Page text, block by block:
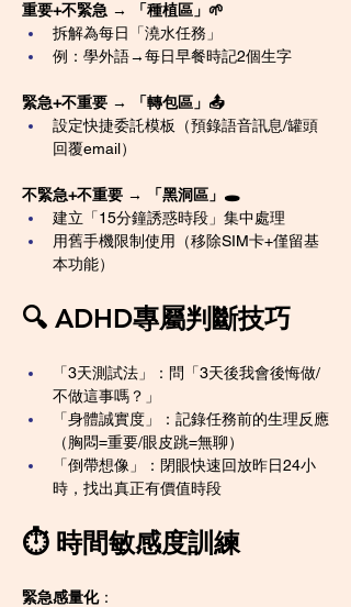
重要+不緊急 → 「種植區」🌱
拆解為每日「澆水任務」
例：學外語→每日早餐時記2個生字
緊急+不重要 → 「轉包區」📤
設定快捷委託模板（預錄語音訊息/罐頭
回覆email）
不緊急+不重要 → 「黑洞區」🕳️
建立「15分鐘誘惑時段」集中處理
用舊手機限制使用（移除SIM卡+僅留基
本功能）
🔍 ADHD專屬判斷技巧
「3天測試法」：問「3天後我會後悔做/
不做這事嗎？」
「身體誠實度」：記錄任務前的生理反應
（胸悶=重要/眼皮跳=無聊）
「倒帶想像」：閉眼快速回放昨日24小
時，找出真正有價值時段
⏱️ 時間敏感度訓練
緊急感量化：